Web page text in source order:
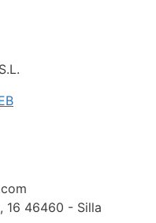
16 46460 - Silla